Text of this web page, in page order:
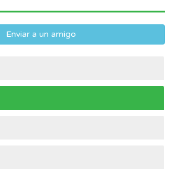
Enviar a un amigo